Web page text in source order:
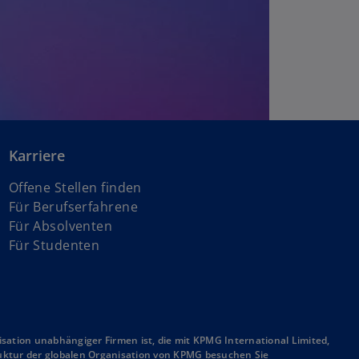
Karriere
Offene Stellen finden
Für Berufserfahrene
Für Absolventen
Für Studenten
unabhängiger Firmen ist, die mit KPMG International Limited,
der globalen Organisation von KPMG besuchen Sie